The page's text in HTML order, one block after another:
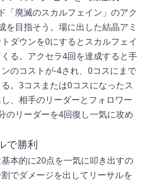
「廃滅のスカルフェイン」のアク
を目指そう。場に出した結晶アミ
ダウンを0にするとスカルフェイ
る。アクセラ4回を達成すると手
のコストが-4され、0コスにまで
。3コスまたは0コスになったス
、相手のリーダーとフォロワー
のリーダーを4回復し一気に攻め
で勝利
本的に20点を一気に叩き出すの
でダメージを出してリーサルを